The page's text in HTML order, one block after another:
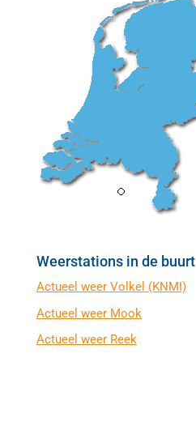
Weerstations in de buurt
Actueel weer Volkel (KNMI)
Actueel weer Mook
Actueel weer Reek